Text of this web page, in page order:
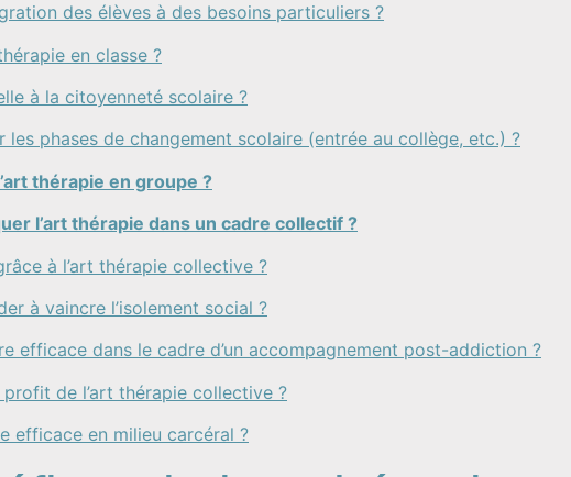
des élèves à des besoins particuliers ?
en classe ?
à la citoyenneté scolaire ?
les phases de changement scolaire (entrée au collège, etc.) ?
thérapie en groupe ?
l’art thérapie dans un cadre collectif ?
à l’art thérapie collective ?
à vaincre l’isolement social ?
efficace dans le cadre d’un accompagnement post-addiction ?
de l’art thérapie collective ?
efficace en milieu carcéral ?